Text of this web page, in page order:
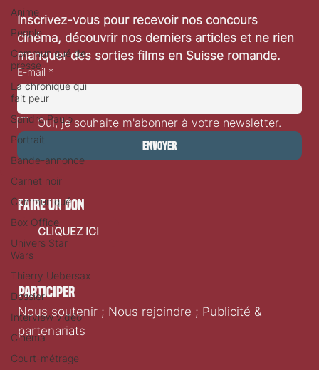
Anime
People
Communiqué de
presse
La chronique qui
fait peur
Sandro Paulo
Portrait
Bande-annonce
Carnet noir
Communiqué
Box Office
Univers Star
Wars
Thierry Uebersax
Dossier
Interview vidéo
Cinéma
Court-métrage
Inscrivez-vous pour recevoir nos concours
cinéma, découvrir nos derniers articles et ne rien
manquer des sorties films en Suisse romande.
E-mail *
Oui, je souhaite m'abonner à votre newsletter.
Envoyer
Participer
Nous soutenir ; Nous rejoindre ; Publicité &
partenariats
faire un don
CLIQUEZ ICI